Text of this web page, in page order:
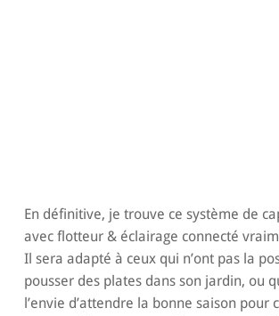
En définitive, je trouve ce système de
avec flotteur & éclairage connecté
Il sera adapté à ceux qui n’ont pas la
pousser des plates dans son jardin, ou
l’envie d’attendre la bonne saison pour